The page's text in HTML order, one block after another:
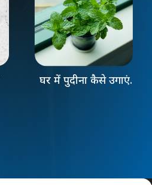
घर में पुदीना कैसे उगाएं.